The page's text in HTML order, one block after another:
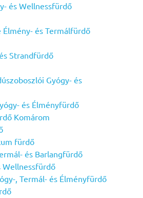
és Wellnessfürdő
Élmény- és Termálfürdő
Strandfürdő
Gyógy- és
és Élményfürdő
Komárom
fürdő
és Barlangfürdő
Wellnessfürdő
, Termál- és Élményfürdő